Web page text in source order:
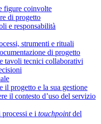
figure coinvolte
di progetto
e responsabilità
strumenti e rituali
di progetto
tavoli tecnici collaborativi
il progetto e la sua gestione
il contesto d’uso del servizio
e i touchpointdel